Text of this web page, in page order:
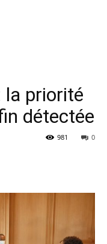
la priorité
détectée
0
981